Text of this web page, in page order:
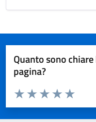
Quanto sono
pagina?
Valuta da 1 a 5 stelle la pagina
Valuta 5
Valuta 4
Valuta 3 stelle
Valuta 2 stelle su 5
Valuta 1 stelle su 5